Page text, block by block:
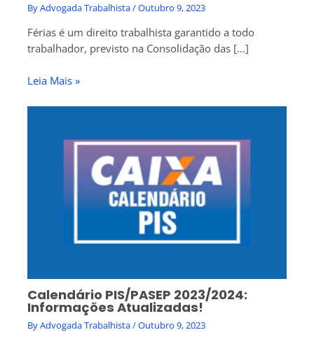
ByAdvogada Trabalhista/Outubro 9, 2023
Férias é um direito trabalhista garantido a todo
trabalhador, previsto na Consolidação das […]
Leia Mais »
Calendário PIS/PASEP 2023/2024:
Informações Atualizadas!
ByAdvogada Trabalhista/Outubro 9, 2023